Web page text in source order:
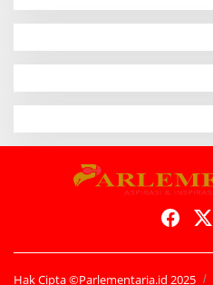
Hak Cipta ©Parlementaria.id 2025